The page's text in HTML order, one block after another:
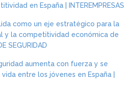
en España | INTEREMPRESAS
como un eje estratégico para la
y la competitividad económica de
SEGURIDAD
aumenta con fuerza y se
entre los jóvenes en España |